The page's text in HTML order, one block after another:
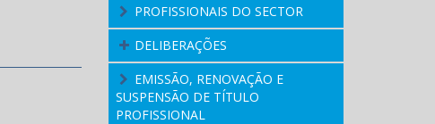
PROFISSIONAIS DO SECTOR
DELIBERAÇÕES
EMISSÃO, RENOVAÇÃO E
SUSPENSÃO DE TÍTULO
PROFISSIONAL